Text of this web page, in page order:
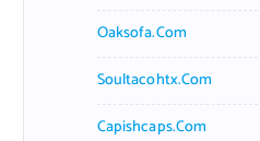
Oaksofa.com
Soultacohtx.com
Capishcaps.com